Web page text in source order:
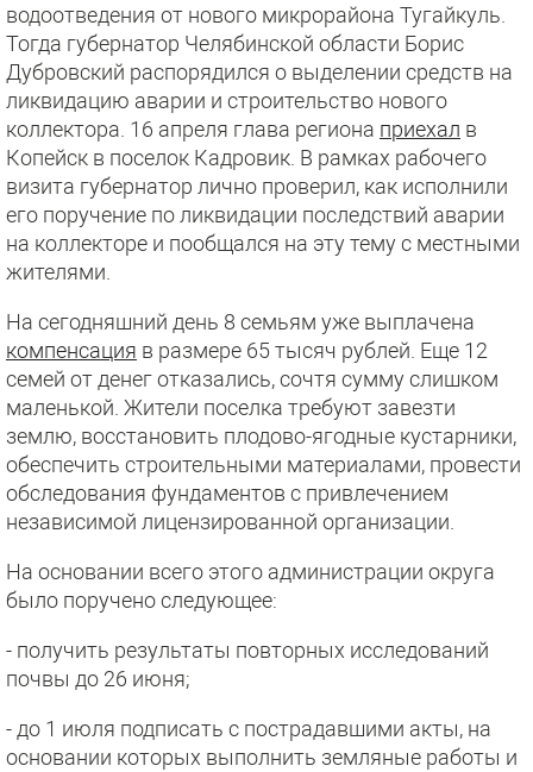
водоотведения от нового микрорайона Тугайкуль.
Тогда губернатор Челябинской области Борис
Дубровский распорядился о выделении средств на
ликвидацию аварии и строительство нового
коллектора. 16 апреля глава региона приехал в
Копейск в поселок Кадровик. В рамках рабочего
визита губернатор лично проверил, как исполнили
его поручение по ликвидации последствий аварии
на коллекторе и пообщался на эту тему с местными
жителями.
На сегодняшний день 8 семьям уже выплачена
компенсация в размере 65 тысяч рублей. Еще 12
семей от денег отказались, сочтя сумму слишком
маленькой. Жители поселка требуют завезти
землю, восстановить плодово-ягодные кустарники,
обеспечить строительными материалами, провести
обследования фундаментов с привлечением
независимой лицензированной организации.
На основании всего этого администрации округа
было поручено следующее:
- получить результаты повторных исследований
почвы до 26 июня;
- до 1 июля подписать с пострадавшими акты, на
основании которых выполнить земляные работы и